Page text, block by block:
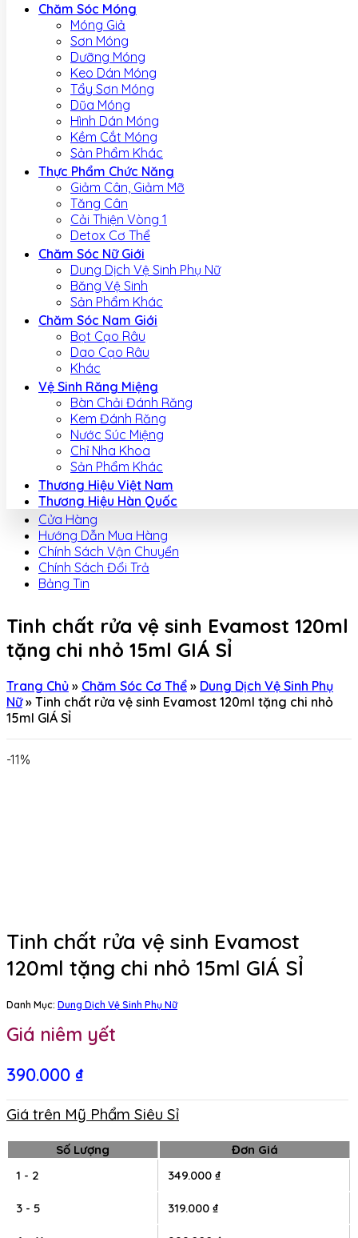
Chăm Sóc Móng
Móng Giả
Sơn Móng
Dưỡng Móng
Keo Dán Móng
Tẩy Sơn Móng
Dũa Móng
Hình Dán Móng
Kềm Cắt Móng
Sản Phẩm Khác
Thực Phẩm Chức Năng
Giảm Cân, Giảm Mỡ
Tăng Cân
Cải Thiện Vòng 1
Detox Cơ Thể
Chăm Sóc Nữ Giới
Dung Dịch Vệ Sinh Phụ Nữ
Băng Vệ Sinh
Sản Phẩm Khác
Chăm Sóc Nam Giới
Bọt Cạo Râu
Dao Cạo Râu
Khác
Vệ Sinh Răng Miệng
Bàn Chải Đánh Răng
Kem Đánh Răng
Nước Súc Miệng
Chỉ Nha Khoa
Sản Phẩm Khác
Thương Hiệu Việt Nam
Thương Hiệu Hàn Quốc
Cửa Hàng
Hướng Dẫn Mua Hàng
Chính Sách Vận Chuyển
Chính Sách Đổi Trả
Bảng Tin
Tinh chất rửa vệ sinh Evamost 120ml
tặng chi nhỏ 15ml GIÁ SỈ
Trang Chủ » Chăm Sóc Cơ Thể » Dung Dịch Vệ Sinh Phụ
Nữ» Tinh chất rửa vệ sinh Evamost 120ml tặng chi nhỏ
15ml GIÁ SỈ
-11%
Tinh chất rửa vệ sinh Evamost
120ml tặng chi nhỏ 15ml GIÁ SỈ
Danh Mục: Dung Dịch Vệ Sinh Phụ Nữ
Giá niêm yết
390.000 ₫
Giá trên Mỹ Phẩm Siêu Sỉ
Số Lượng
Đơn Giá
1 - 2
349.000 ₫
3 - 5 319.000 ₫